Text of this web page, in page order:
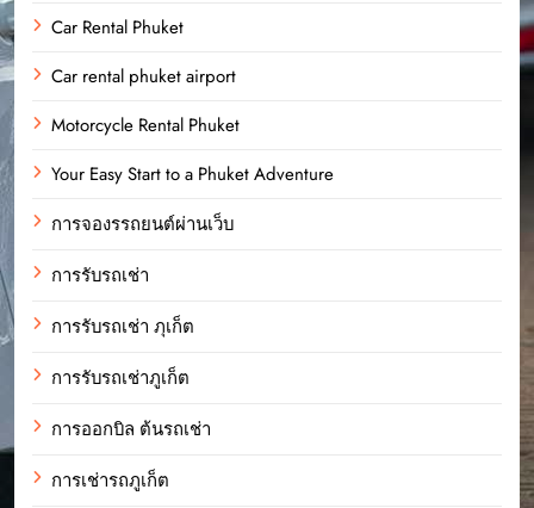
Car Rental Phuket
Car rental phuket airport
Motorcycle Rental Phuket
Your Easy Start to a Phuket Adventure
การจองรรถยนต์ผ่านเว็บ
การรับรถเช่า
การรับรถเช่า ภุเก็ต
การรับรถเช่าภูเก็ต
การออกบิล ต้นรถเช่า
การเช่ารถภูเก็ต